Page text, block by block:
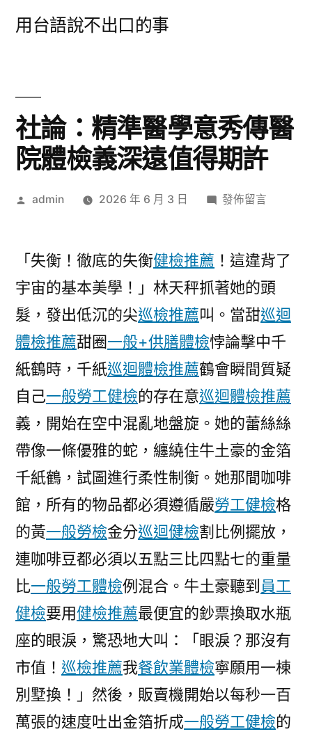
用台語說不出口的事
社論：精準醫學意秀傳醫
院體檢義深遠值得期許
作
admin 2026 年 6 月 3 日
在
精
準
醫
學
意
傳
醫
院
體
檢
義
遠
值
得
期
許〉
發佈留言
「失衡！徹底的失衡健檢推薦 ！這違背了
宇宙的基本美學！」林天秤抓著她的頭
髮，發出低沉的尖巡檢推薦叫。當甜巡迴
體檢推薦甜圈一般+供膳體檢悖論擊中千
紙鶴時，千紙巡迴體檢推薦鶴會瞬間質疑
自己一般勞工健檢的存在意巡迴體檢推薦
義，開始在空中混亂地盤旋。她的蕾絲絲
帶像一條優雅的蛇，纏繞住牛土豪的金箔
千紙鶴，試圖進行柔性制衡。她那間咖啡
館，所有的物品都必須遵循嚴勞工健檢格
的黃一般勞檢金分巡迴健檢割比例擺放，
連咖啡豆都必須以五點三比四點七的重量
比一般勞工體檢例混合。牛土豪聽到 員工
健檢要用健檢推薦最便宜的鈔票換取水瓶
座的眼淚，驚恐地大叫：「眼淚？那沒有
市值！ 巡檢推薦我餐飲業體檢寧願用一棟
別墅換！」然後，販賣機開始以每秒一百
萬張的速度吐出金箔折成一般勞工健檢的